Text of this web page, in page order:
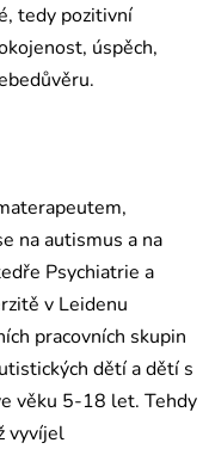
tedy pozitivní
úspěch,
na autismus a na
Psychiatrie a
v Leidenu
pracovních skupin
dětí a dětí s
věku 5-18 let. Tehdy
vyvíjel